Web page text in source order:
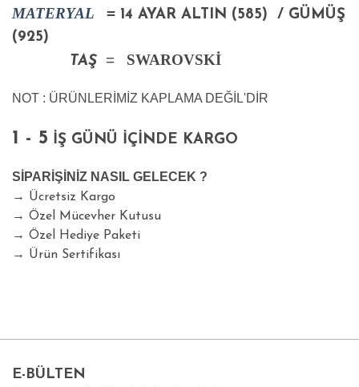
MATERYAL = 14 AYAR ALTIN (585) / GÜMÜŞ
(925)
TAŞ
= SWAROVSKİ
NOT : ÜRÜNLERİMİZ KAPLAMA DEĞİL'DİR
1 - 5 İŞ GÜNÜ İÇİNDE KARGO
SİPARİŞİNİZ NASIL GELECEK ?
→ Ücretsiz Kargo
→ Özel Mücevher Kutusu
→ Özel Hediye Paketi
→ Ürün Sertifikası
konularda yetersiz gördüğünüz noktaları öneri formunu
Görüş ve önerileriniz için teşekkür ederiz.
E-BÜLTEN